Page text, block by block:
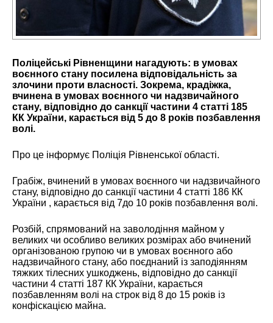
Поліцейські Рівненщини нагадують: в умовах
воєнного стану посилена відповідальність за
злочини проти власності. Зокрема, крадіжка,
вчинена в умовах воєнного чи надзвичайного
стану, відповідно до санкції частини 4 статті 185
КК України, карається від 5 до 8 років позбавлення
волі.
Про це інформує Поліція Рівненської області.
Грабіж, вчинений в умовах воєнного чи надзвичайного
стану, відповідно до санкції частини 4 статті 186 КК
України , карається від 7до 10 років позбавлення волі.
Розбій, спрямований на заволодіння майном у
великих чи особливо великих розмірах або вчинений
організованою групою чи в умовах воєнного або
надзвичайного стану, або поєднаний із заподіянням
тяжких тілесних ушкоджень, відповідно до санкції
частини 4 статті 187 КК України, карається
позбавленням волі на строк від 8 до 15 років із
конфіскацією майна.